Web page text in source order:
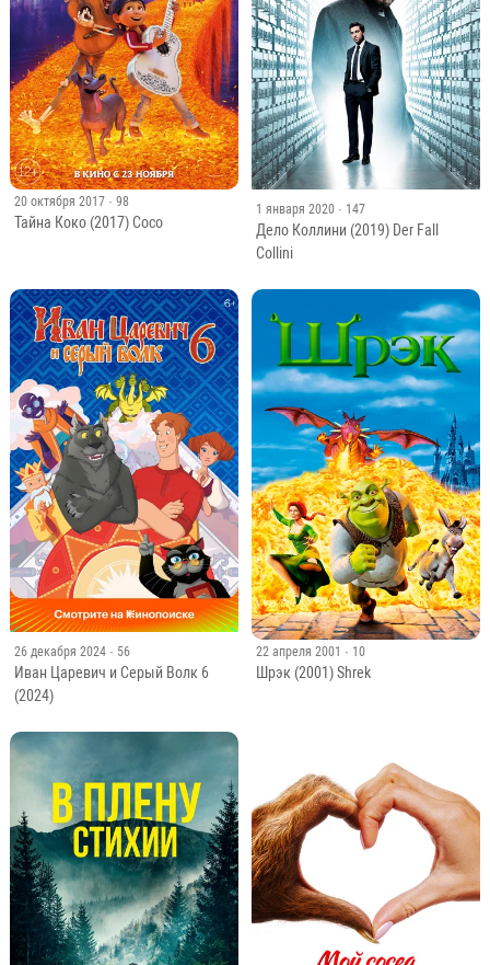
20 октября 2017 · 98
Тайна Коко (2017) Coco
1 января 2020 · 147
Дело Коллини (2019) Der Fall
Collini
26 декабря 2024 · 56
Иван Царевич и Серый Волк 6
(2024)
22 апреля 2001 · 10
Шрэк (2001) Shrek